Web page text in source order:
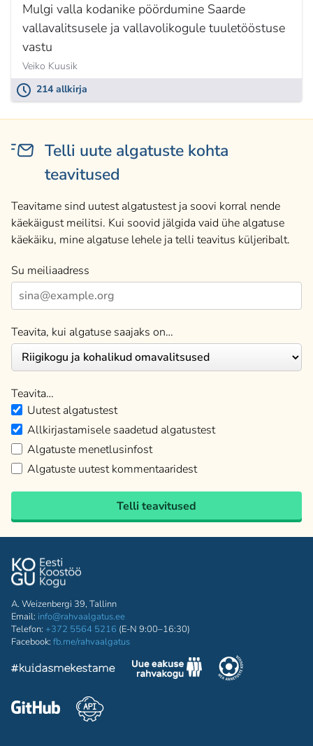
Mulgi valla kodanike pöördumine Saarde
vallavalitsusele ja vallavolikogule tuuletööstuse
vastu
Veiko Kuusik
214 allkirja
Telli uute algatuste kohta
teavitused
Teavitame sind uutest algatustest ja soovi korral nende
käekäigust meilitsi. Kui soovid jälgida vaid ühe algatuse
käekäiku, mine algatuse lehele ja telli teavitus küljeribalt.
Su meiliaadress
Teavita, kui algatuse saajaks on…
Teavita…
Uutest algatustest
Allkirjastamisele saadetud algatustest
Algatuste menetlusinfost
Algatuste uutest kommentaaridest
Telli teavitused
A. Weizenbergi 39, Tallinn
Email: info@rahvaalgatus.ee
Telefon: +372 5564 5216 (E-N 9:00–16:30)
Facebook: fb.me/rahvaalgatus